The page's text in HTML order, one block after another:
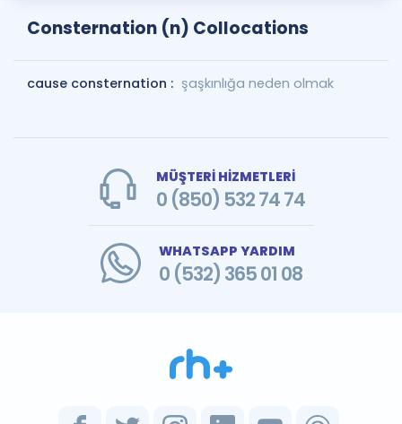
Consternation (n) Collocations
cause consternation : şaşkınlığa neden olmak
MÜŞTERİ HİZMETLERİ
0 (850) 532 74 74
WHATSAPP YARDIM
0 (532) 365 01 08